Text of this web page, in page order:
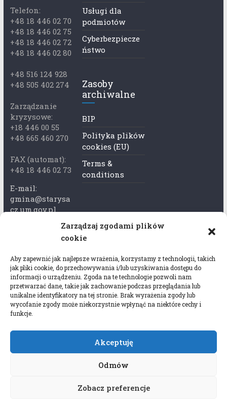
Zarządzaj zgodami plików
cookie
Aby zapewnić jak najlepsze wrażenia, korzystamy z technologii, takich
jak pliki cookie, do przechowywania i/lub uzyskiwania dostępu do
informacji o urządzeniu. Zgoda na te technologie pozwoli nam
przetwarzać dane, takie jak zachowanie podczas przeglądania lub
unikalne identyfikatory na tej stronie. Brak wyrażenia zgody lub
wycofanie zgody może niekorzystnie wpłynąć na niektóre cechy i
funkcje.
Akceptuję
Odmów
Zobacz preferencje
Telefon:
+48 18 446 02 70
+48 18 446 02 75
+48 18 446 02 72
+48 18 446 02 80
+48 516 124 928
+48 505 402 274
Zarządzanie
kryzysowe:
+18 446 00 55
+48 665 460 270
FAX (automat):
+48 18 446 02 73
E-mail:
gmina@starysa
cz.um.gov.pl
Adres skrzynki
rytka
Adres do e-
Doręczeń:
AEL-97528-
78647-USWGJ-
Usługi dla
podmiotów
Cyberbezpiecze
ństwo
Zasoby
archiwalne
BIP
Polityka plików
cookies (EU)
Terms &
conditions
Copyright © 2026Gmina Stary Sącz